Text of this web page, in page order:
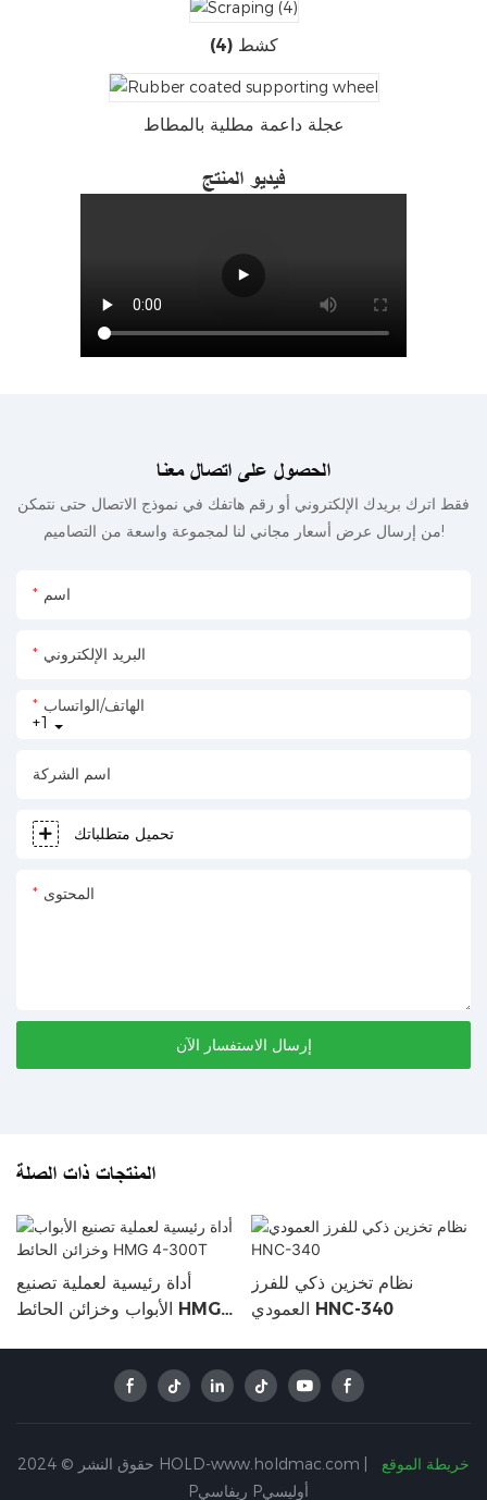
كشط (4)
عجلة داعمة مطلية بالمطاط
فيديو المنتج
الحصول على اتصال معنا
فقط اترك بريدك الإلكتروني أو رقم هاتفك في نموذج الاتصال حتى نتمكن
من إرسال عرض أسعار مجاني لنا لمجموعة واسعة من التصاميم!
اسم
البريد الإلكتروني
+1
الهاتف/الواتساب
اسم الشركة
تحميل متطلباتك
المحتوى
إرسال الاستفسار الآن
المنتجات ذات الصلة
أداة رئيسية لعملية تصنيع
الأبواب وخزائن الحائط HMG
نظام تخزين ذكي للفرز
العمودي HNC-340
حقوق النشر © 2024 HOLD-www.holdmac.com |
خريطة الموقع
Pريفاسي Pأوليسي